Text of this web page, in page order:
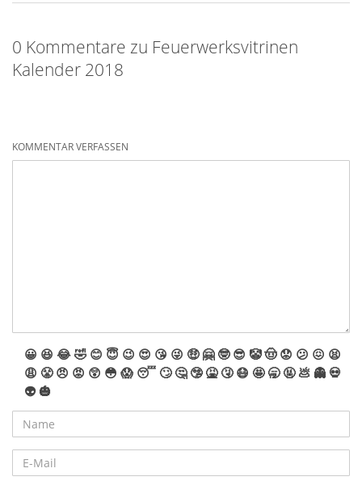
0 Kommentare zu Feuerwerksvitrinen
Kalender 2018
KOMMENTAR VERFASSEN
😀 😆 😂🤣 😊 😇 😉 😍 😘 😜 🤑 🤗 🤓 😎 🤡🤠 😟 😕 😖 😫
😩 😤 😠 😡 😲 😳 😱 😴 🙄 🤔 🤥 🤮 🤧 😷 🤩 🥱 🤬 💩 👻 💀
👽 🎃